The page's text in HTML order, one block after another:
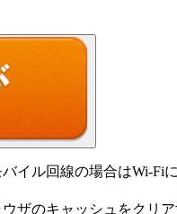
イル回線の場合はWi-
ザのキャッシュをクリ